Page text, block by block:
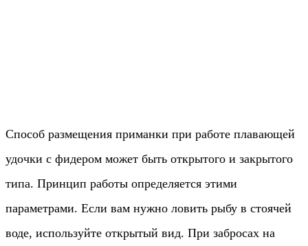
Способ размещения приманки при работе плавающей
удочки с фидером может быть открытого и закрытого
типа. Принцип работы определяется этими
параметрами. Если вам нужно ловить рыбу в стоячей
воде, используйте открытый вид. При забросах на